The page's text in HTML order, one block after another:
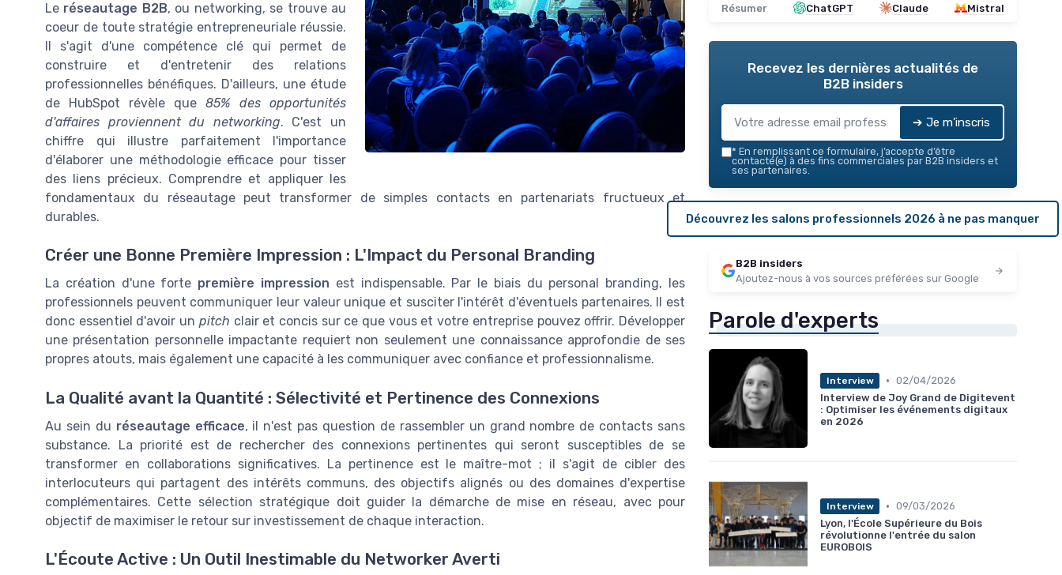
Le réseautage B2B, ou networking, se trouve au
coeur de toute stratégie entrepreneuriale réussie.
Il s'agit d'une compétence clé qui permet de
construire et d'entretenir des relations
professionnelles bénéfiques. D'ailleurs, une étude
de HubSpot révèle que 85% des opportunités
d'affaires proviennent du networking. C'est un
chiffre qui illustre parfaitement l'importance
d'élaborer une méthodologie efficace pour tisser
des liens précieux. Comprendre et appliquer les
fondamentaux du réseautage peut transformer de simples contacts en partenariats fructueux et
durables.
Créer une Bonne Première Impression : L'Impact du Personal Branding
La création d'une forte première impression est indispensable. Par le biais du personal branding, les
professionnels peuvent communiquer leur valeur unique et susciter l'intérêt d'éventuels partenaires. Il est
donc essentiel d'avoir un pitch clair et concis sur ce que vous et votre entreprise pouvez offrir. Développer
une présentation personnelle impactante requiert non seulement une connaissance approfondie de ses
propres atouts, mais également une capacité à les communiquer avec confiance et professionnalisme.
La Qualité avant la Quantité : Sélectivité et Pertinence des Connexions
Au sein du réseautage efficace, il n'est pas question de rassembler un grand nombre de contacts sans
substance. La priorité est de rechercher des connexions pertinentes qui seront susceptibles de se
transformer en collaborations significatives. La pertinence est le maître-mot ; il s'agit de cibler des
interlocuteurs qui partagent des intérêts communs, des objectifs alignés ou des domaines d'expertise
complémentaires. Cette sélection stratégique doit guider la démarche de mise en réseau, avec pour
objectif de maximiser le retour sur investissement de chaque interaction.
L'Écoute Active : Un Outil Inestimable du Networker Averti
Résumer ChatGPT Claude Mistral
Recevez les dernières actualités de
B2B insiders
➔ Je m'inscris
* En remplissant ce formulaire, j’accepte d’être
contacté(e) à des fins commerciales par B2B insiders et
ses partenaires.
Découvrez les salons professionnels 2026 à ne pas manquer
B2B insiders
Ajoutez-nous à vos sources préférées sur Google
Parole d'experts
Interview • 02/04/2026
Interview de Joy Grand de Digitevent
: Optimiser les événements digitaux
en 2026
Interview • 09/03/2026
Lyon, l'École Supérieure du Bois
révolutionne l'entrée du salon
EUROBOIS